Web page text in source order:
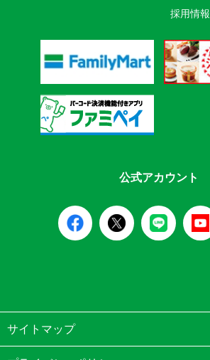
採用情報
公式アカウント
サイトマップ